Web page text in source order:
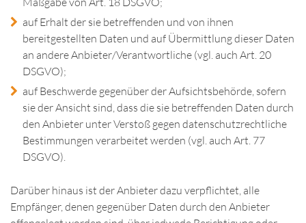
auf Erhalt der sie betreffenden und von ihnen
bereitgestellten Daten und auf Übermittlung dieser Daten
an andere Anbieter/Verantwortliche (vgl. auch Art. 20
DSGVO);
auf Beschwerde gegenüber der Aufsichtsbehörde, sofern
sie der Ansicht sind, dass die sie betreffenden Daten durch
den Anbieter unter Verstoß gegen datenschutzrechtliche
Bestimmungen verarbeitet werden (vgl. auch Art. 77
DSGVO).
Darüber hinaus ist der Anbieter dazu verpflichtet, alle
Empfänger, denen gegenüber Daten durch den Anbieter